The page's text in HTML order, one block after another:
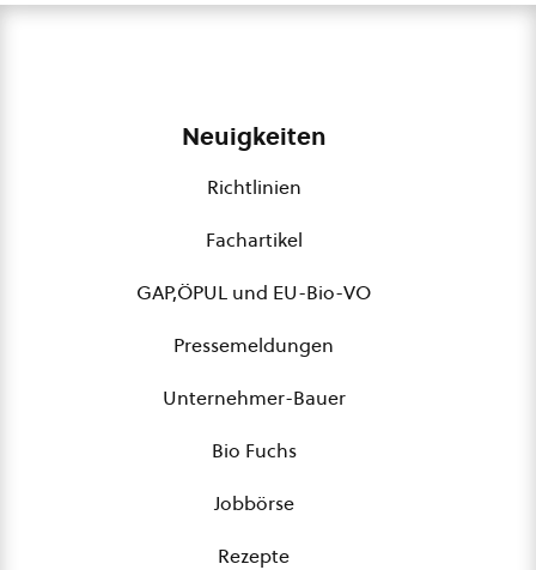
Neuigkeiten
Richtlinien
Fachartikel
GAP,ÖPUL und EU-Bio-VO
Pressemeldungen
Unternehmer-Bauer
Bio Fuchs
Jobbörse
Rezepte